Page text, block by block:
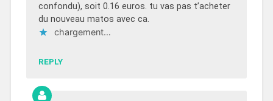
confondu), soit 0.16 euros. tu vas pas t’acheter
du nouveau matos avec ca.
chargement…
REPLY